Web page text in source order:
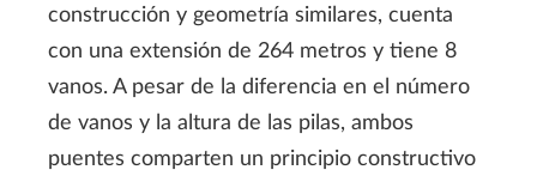
construcción y geometría similares, cuenta
con una extensión de 264 metros y tiene 8
vanos. A pesar de la diferencia en el número
de vanos y la altura de las pilas, ambos
puentes comparten un principio constructivo